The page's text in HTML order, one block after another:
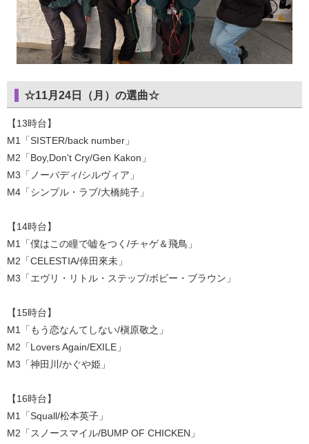
☆11月24日（月）の選曲☆
【13時台】
M1「SISTER/back number」
M2「Boy,Don't Cry/Gen Kakon」
M3「ノーバディ/シルヴィア」
M4「シンプル・ラブ/大橋純子」
【14時台】
M1「僕はこの瞳で嘘をつく/チャゲ＆飛鳥」
M2「CELESTIA/倖田來未」
M3「エヴリ・リトル・ステップ/ボビー・ブラウン」
【15時台】
M1「もう恋なんてしない/槇原敬之」
M2「Lovers Again/EXILE」
M3「神田川/かぐや姫」
【16時台】
M1「Squall/松本英子」
M2「スノースマイル/BUMP OF CHICKEN」